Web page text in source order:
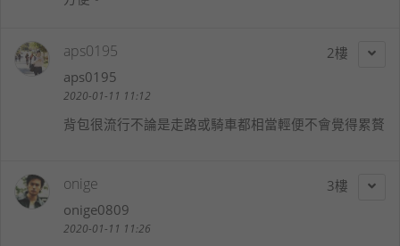
2
aps0195
aps0195
2020-01-11 11:12
背包很流行不論是走路或騎車都相當輕便不會覺得累贅
3
onige
onige0809
2020-01-11 11:26